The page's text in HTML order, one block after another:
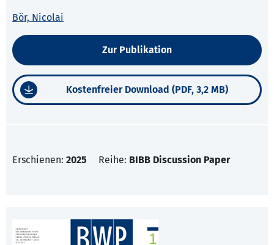
Bör, Nicolai
Zur Publikation
Kostenfreier Download (PDF, 3,2 MB)
Erschienen: 2025 Reihe: BIBB Discussion Paper